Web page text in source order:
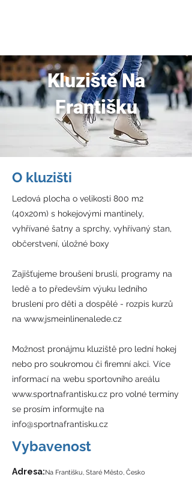
Kluziště Na
Františku
O kluzišti
Ledová plocha o velikosti 800 m2
(40x20m) s hokejovými mantinely,
vyhřívané šatny a sprchy, vyhřívaný stan,
občerstvení, úložné boxy
Zajišťujeme broušení bruslí, programy na
ledě a to především výuku ledního
bruslení pro děti a dospělé - rozpis kurzů
na www.jsmeinlinenalede.cz
Možnost pronájmu kluziště pro lední hokej
nebo pro soukromou či firemní akci. Více
informací na webu sportovního areálu
www.sportnafrantisku.cz pro volné termíny
se prosím informujte na
info@sportnafrantisku.cz
Vybavenost
Na Františku, Staré Město, Česko
​Adresa: